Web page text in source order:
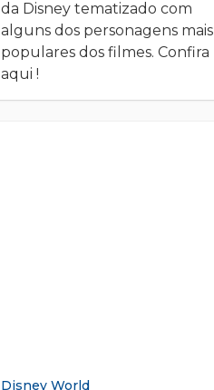
da Disney tematizado com
alguns dos personagens mais
populares dos filmes. Confira
aqui !
Disney World